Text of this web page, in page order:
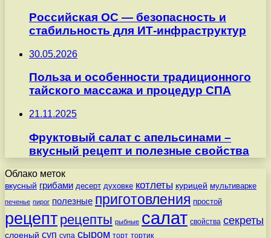
Российская ОС — безопасность и
стабильность для ИТ-инфраструктур
30.05.2026
Польза и особенности традиционного
тайского массажа и процедур СПА
21.11.2025
Фруктовый салат с апельсинами –
вкусный рецепт и полезные свойства
Облако меток
вкусный грибами десерт духовке котлеты курицей мультиварке
печенье пирог полезные приготовления простой
рецепт рецепты рыбные салат свойства секреты
слоеный суп супа сыром торт тортик